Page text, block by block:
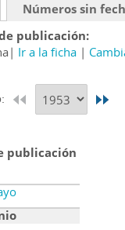
Números sin
publicación
Ir a la ficha
publicación